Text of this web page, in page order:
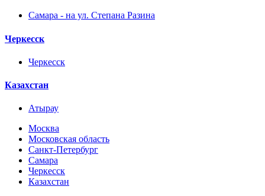
Самара - на ул. Степана Разина
Черкесск
Черкесск
Казахстан
Атырау
Москва
Московская область
Санкт-Петербург
Самара
Черкесск
Казахстан